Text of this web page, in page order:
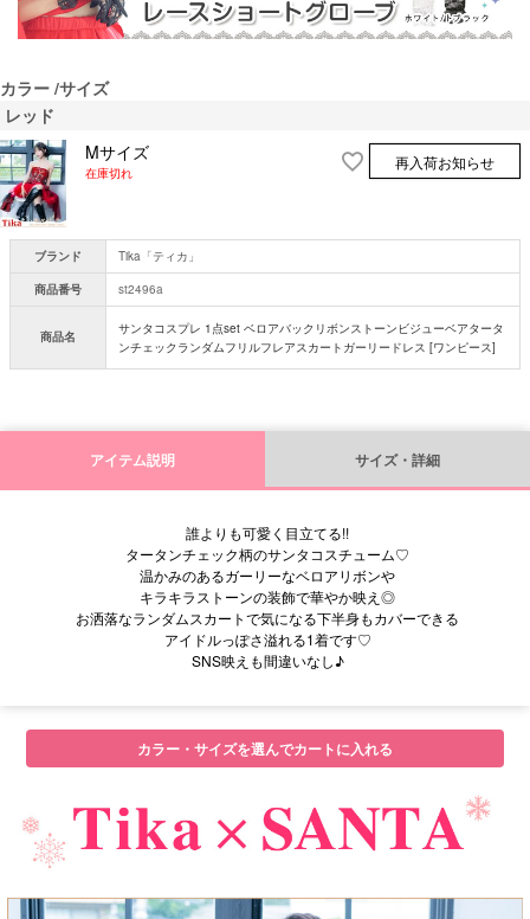
カラー サイズ
レッド
Mサイズ
在庫切れ
再入荷お知らせ
ブランド
Tika「ティカ」
商品番号
st2496a
商品名
サンタコスプレ 1点set ベロアバックリボンストーンビジューベアタータ
ンチェックランダムフリルフレアスカートガーリードレス [ワンピース]
アイテム説明 サイズ・詳細
誰よりも可愛く目立てる!!
タータンチェック柄のサンタコスチューム♡
温かみのあるガーリーなベロアリボンや
キラキラストーンの装飾で華やか映え◎
お洒落なランダムスカートで気になる下半身もカバーできる
アイドルっぽさ溢れる1着です♡
SNS映えも間違いなし♪
カラー・サイズを選んでカートに入れる